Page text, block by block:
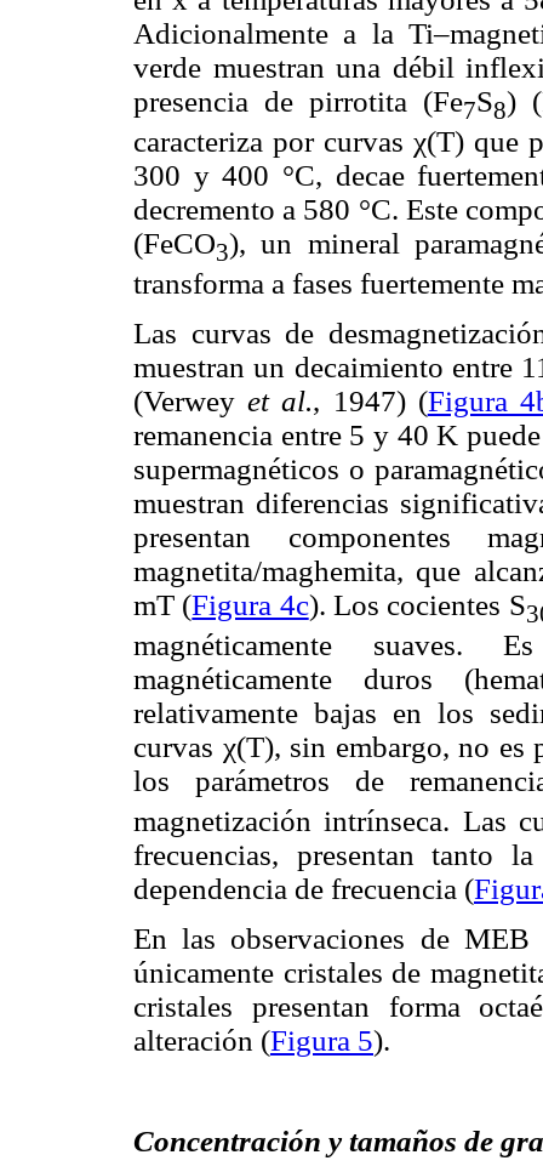
Adicionalmente a la
verde muestran una débil
presencia de pirrotita (Fe7S8)
caracteriza por curvas χ(T) que
300 y 400 °C, decae
decremento a 580 °C. Este
(FeCO3), un mineral
transforma a fases fuertemente
Las curvas de
muestran un decaimiento entre
(Verweyet al., 1947) (Figura
remanencia entre 5 y 40 K
supermagnéticos o
muestran diferencias
presentan componentes
magnetita/maghemita, que
mT (Figura 4c). Los cocientes S
magnéticamente suaves.
magnéticamente duros
relativamente bajas en los
curvas χ(T), sin embargo, no
los parámetros de
magnetización intrínseca. Las
frecuencias, presentan tanto
dependencia de frecuencia (
En las observaciones de MEB
únicamente cristales de
cristales presentan forma
alteración (Figura 5).
Concentración y tamaños de